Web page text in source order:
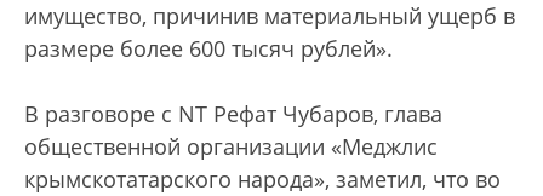
имущество, причинив материальный ущерб в
размере более 600 тысяч рублей».
В разговоре с NT Рефат Чубаров, глава
общественной организации «Меджлис
крымскотатарского народа», заметил, что во